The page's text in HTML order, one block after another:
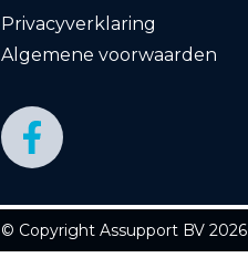
Privacyverklaring
Algemene voorwaarden
© Copyright Assupport BV 2026